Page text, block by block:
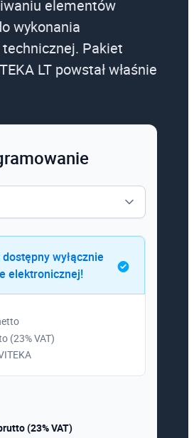
elementów
wykonania
Pakiet
LT powstał właśnie
wyłącznie
elektronicznej!
(23% VAT)
(23% VAT)